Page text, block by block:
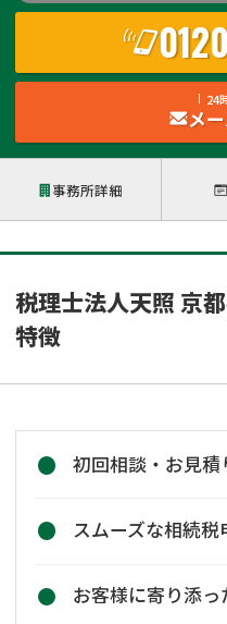
24
メ
事務所詳細
税理士法人天照 京
特徴
初回相談・お見積
スムーズな相続税
お客様に寄り添